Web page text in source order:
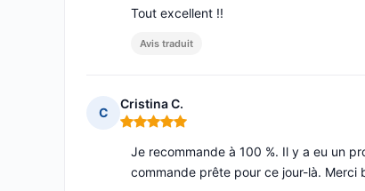
Tout excellent !!
Avis traduit
C
Cristina C.
Note : 5 sur 5
Je recommande à 100 %. Il y a eu un
commande prête pour ce jour-là.